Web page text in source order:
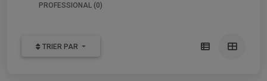
PROFESSIONAL (0)
TRIER PAR